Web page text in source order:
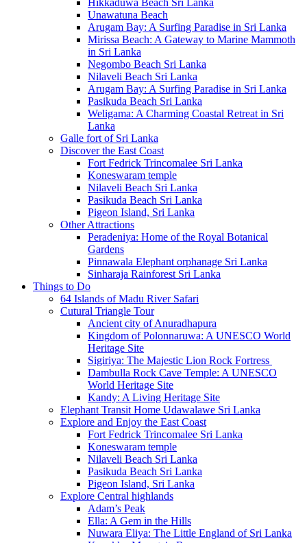
Hikkaduwa Beach Sri Lanka
Unawatuna Beach
Arugam Bay: A Surfing Paradise in Sri Lanka
Mirissa Beach: A Gateway to Marine Mammoth
in Sri Lanka
Negombo Beach Sri Lanka
Nilaveli Beach Sri Lanka
Arugam Bay: A Surfing Paradise in Sri Lanka
Pasikuda Beach Sri Lanka
Weligama: A Charming Coastal Retreat in Sri
Lanka
Galle fort of Sri Lanka
Discover the East Coast
Fort Fedrick Trincomalee Sri Lanka
Koneswaram temple
Nilaveli Beach Sri Lanka
Pasikuda Beach Sri Lanka
Pigeon Island, Sri Lanka
Other Attractions
Peradeniya: Home of the Royal Botanical
Gardens
Pinnawala Elephant orphanage Sri Lanka
Sinharaja Rainforest Sri Lanka
Things to Do
64 Islands of Madu River Safari
Cutural Triangle Tour
Ancient city of Anuradhapura
Kingdom of Polonnaruwa: A UNESCO World
Heritage Site
Sigiriya: The Majestic Lion Rock Fortress
Dambulla Rock Cave Temple: A UNESCO
World Heritage Site
Kandy: A Living Heritage Site
Elephant Transit Home Udawalawe Sri Lanka
Explore and Enjoy the East Coast
Fort Fedrick Trincomalee Sri Lanka
Koneswaram temple
Nilaveli Beach Sri Lanka
Pasikuda Beach Sri Lanka
Pigeon Island, Sri Lanka
Explore Central highlands
Adam’s Peak
Ella: A Gem in the Hills
Nuwara Eliya: The Little England of Sri Lanka